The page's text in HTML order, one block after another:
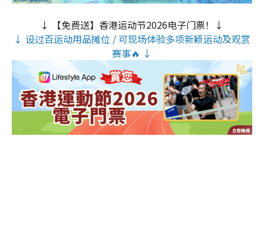
↓ 【免费送】香港运动节2026电子门票！↓
↓ 设过百运动用品摊位 / 可现场体验多项新颖运动及观赏
赛事🔥 ↓